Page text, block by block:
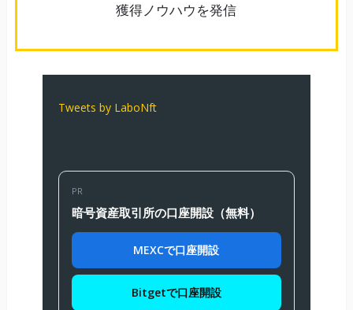
獲得ノウハウを発信
Tweets by LaboNft
PR
暗号資産取引所の口座開設（無料）
MEXCで口座開設
Bitgetで口座開設